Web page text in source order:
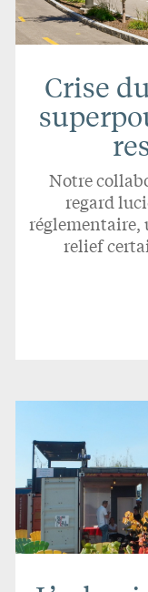
Crise
Notre
regard
réglementaire,
relief